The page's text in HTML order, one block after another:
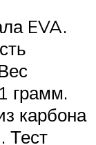
EVA.
грамм.
карбона
Тест